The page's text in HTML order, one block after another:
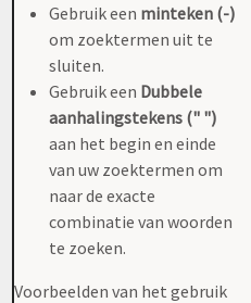
Gebruik een minteken (-)
om zoektermen uit te
sluiten.
Gebruik een Dubbele
aanhalingstekens (" ")
aan het begin en einde
van uw zoektermen om
naar de exacte
combinatie van woorden
te zoeken.
Voorbeelden van het gebruik